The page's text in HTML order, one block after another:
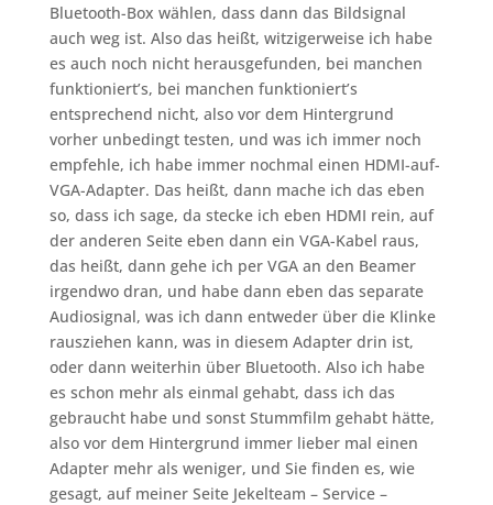
Bluetooth-Box wählen, dass dann das Bildsignal
auch weg ist. Also das heißt, witzigerweise ich habe
es auch noch nicht herausgefunden, bei manchen
funktioniert’s, bei manchen funktioniert’s
entsprechend nicht, also vor dem Hintergrund
vorher unbedingt testen, und was ich immer noch
empfehle, ich habe immer nochmal einen HDMI-auf-
VGA-Adapter. Das heißt, dann mache ich das eben
so, dass ich sage, da stecke ich eben HDMI rein, auf
der anderen Seite eben dann ein VGA-Kabel raus,
das heißt, dann gehe ich per VGA an den Beamer
irgendwo dran, und habe dann eben das separate
Audiosignal, was ich dann entweder über die Klinke
rausziehen kann, was in diesem Adapter drin ist,
oder dann weiterhin über Bluetooth. Also ich habe
es schon mehr als einmal gehabt, dass ich das
gebraucht habe und sonst Stummfilm gehabt hätte,
also vor dem Hintergrund immer lieber mal einen
Adapter mehr als weniger, und Sie finden es, wie
gesagt, auf meiner Seite Jekelteam – Service –